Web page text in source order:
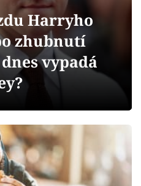
Harryho
zhubnutí
vypadá